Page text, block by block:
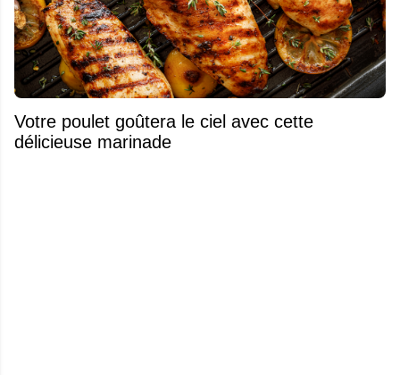
Votre poulet goûtera le ciel avec cette
délicieuse marinade